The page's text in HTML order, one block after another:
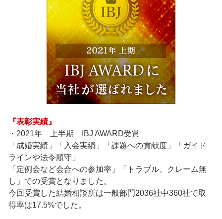
『表彰実績』
・2021年 上半期 IBJ AWARD受賞
「成婚実績」「入会実績」「課題への貢献度」「ガイド
ラインや法令順守」
「定例会など会合への参加率」「トラブル、クレーム無
し」での受賞となりました。
今回受賞した結婚相談所は一般部門2036社中360社で取
得率は17.5%でした。